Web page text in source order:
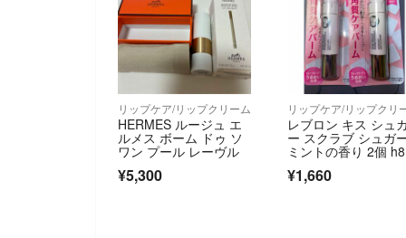
リップケア/リップクリーム
HERMES ルージュ エ
ルメス ボーム ドゥ ソ
ワン プール レーヴル
¥5,300
リップケア/リップクリ
レブロン キス シュ
ー スクラブ シュガ
ミントの香り 2個 h8
¥1,660